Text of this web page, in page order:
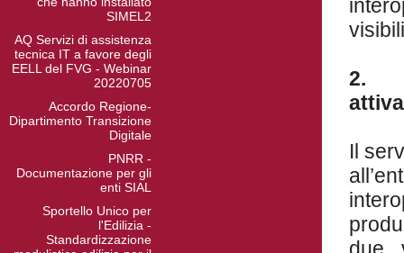
SIMEL2
AQ Servizi di assistenza
tecnica IT a favore degli
EELL del FVG - Webinar
20220705
Accordo Regione-
Dipartimento Transizione
Digitale
PNRR -
Documentazione per gli
enti SIAL
Sportello Unico per
l'Edilizia -
Standardizzazione
Il